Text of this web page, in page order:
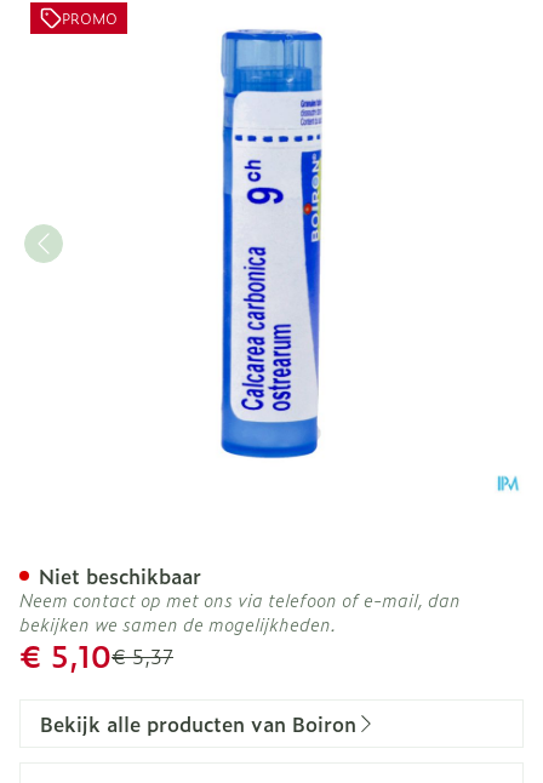
PROMO
Adviesprijs
€ 5,37
Promotie prijs
€ 5,10
Niet beschikbaar
Neem contact op met ons via telefoon of e-mail, dan
bekijken we samen de mogelijkheden.
Bekijk alle producten van Boiron